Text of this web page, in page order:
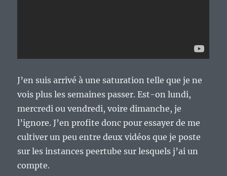
J’en suis arrivé à une saturation telle que je ne
vois plus les semaines passer. Est-on lundi,
mercredi ou vendredi, voire dimanche, je
l’ignore. J’en profite donc pour essayer de me
cultiver un peu entre deux vidéos que je poste
sur les instances peertube sur lesquels j’ai un
compte.